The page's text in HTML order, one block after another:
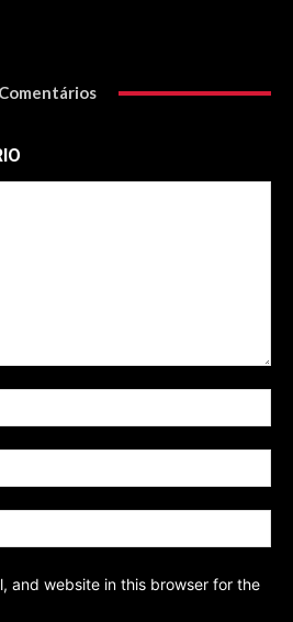
Comentários
and website in this browser for the